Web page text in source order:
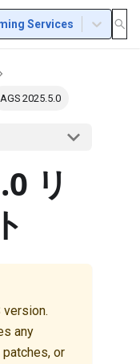
Services
AGS 2025.5.0
リ
version.
any
or